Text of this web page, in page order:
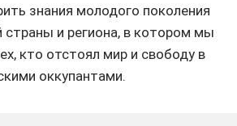
знания молодого поколения
страны и региона, в котором мы
кто отстоял мир и свободу в
оккупантами.